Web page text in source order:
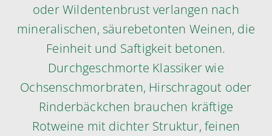
oder Wildentenbrust verlangen nach
mineralischen, säurebetonten Weinen, die
Feinheit und Saftigkeit betonen.
Durchgeschmorte Klassiker wie
Ochsenschmorbraten, Hirschragout oder
Rinderbäckchen brauchen kräftige
Rotweine mit dichter Struktur, feinen